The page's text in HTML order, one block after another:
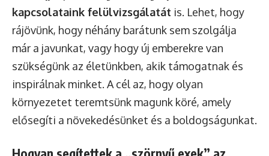
kapcsolataink felülvizsgálatát is. Lehet, hogy
rájövünk, hogy néhány barátunk sem szolgálja
már a javunkat, vagy hogy új emberekre van
szükségünk az életünkben, akik támogatnak és
inspirálnak minket. A cél az, hogy olyan
környezetet teremtsünk magunk köré, amely
elősegíti a növekedésünket és a boldogságunkat.